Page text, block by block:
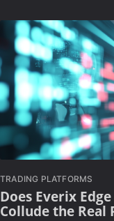
TRADING PLATFORMS
Does Everix
Collude the Real